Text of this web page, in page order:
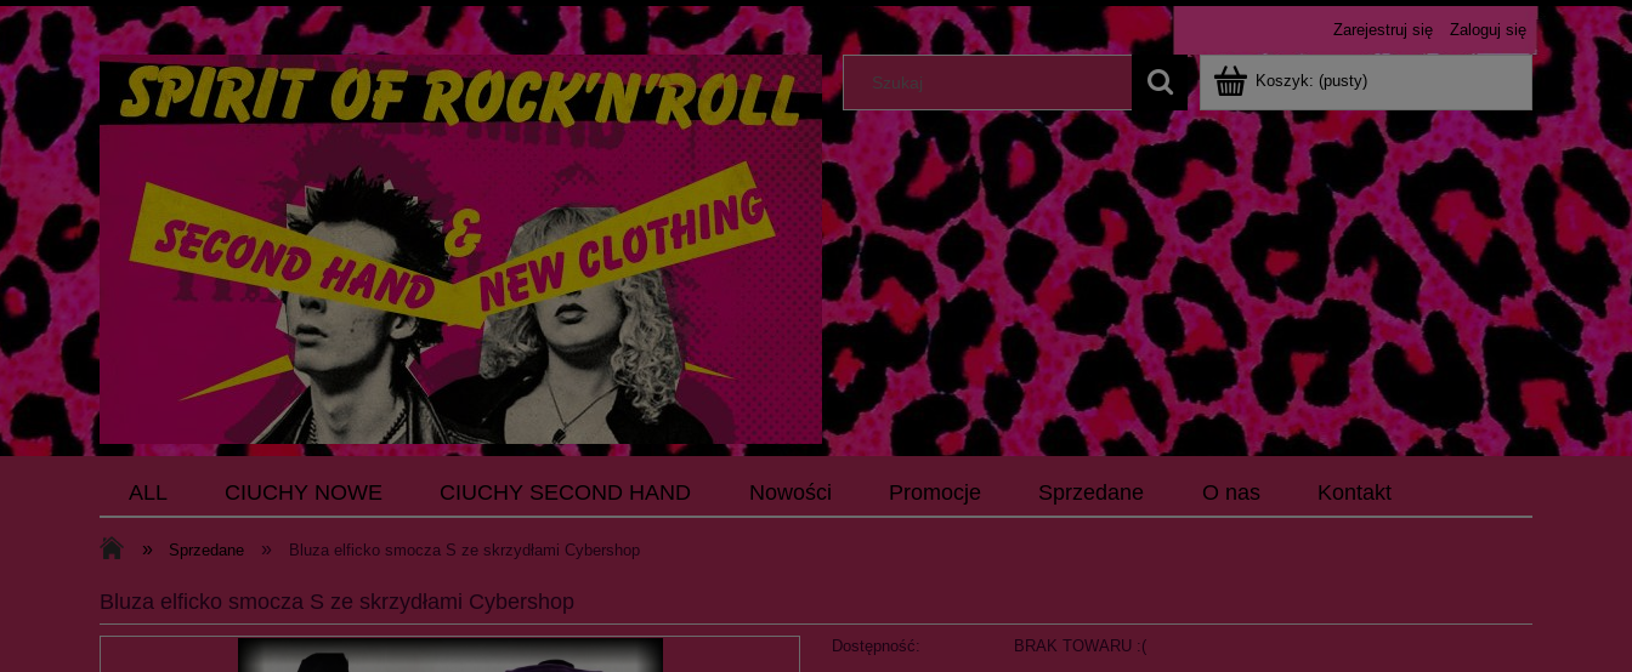
Zarejestruj się Zaloguj się
Koszyk: (pusty)
ALL CIUCHY NOWE CIUCHY SECOND HAND Nowości Promocje Sprzedane O nas Kontakt
» Sprzedane » Bluza elficko smocza S ze skrzydłami Cybershop
Bluza elficko smocza S ze skrzydłami Cybershop
Dostępność: BRAK TOWARU :(